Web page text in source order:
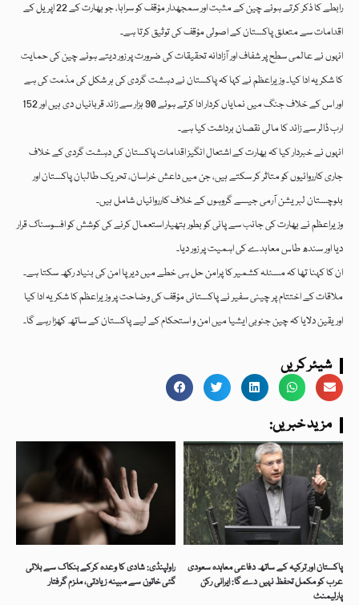
رابطے کا ذکر کرتے ہوئے چین کے مثبت اور سمجھدار مؤقف کو سراہا، جو بھارت کے 22 اپریل کے
اقدامات سے متعلق پاکستان کے اصولی مؤقف کی توثیق کرتا ہے۔
انہوں نے عالمی سطح پر شفاف اور آزادانہ تحقیقات کی ضرورت پر زور دیتے ہوئے چین کی حمایت
کا شکریہ ادا کیا۔ وزیراعظم نے کہا کہ پاکستان نے دہشت گردی کی ہر شکل کی مذمت کی ہے
اور اس کے خلاف جنگ میں نمایاں کردار ادا کرتے ہوئے 90 ہزار سے زائد قربانیاں دی ہیں اور 152
ارب ڈالر سے زائد کا مالی نقصان برداشت کیا ہے۔
انہوں نے خبردار کیا کہ بھارت کے اشتعال انگیز اقدامات پاکستان کی دہشت گردی کے خلاف
جاری کارروائیوں کو متاثر کر سکتے ہیں، جن میں داعش خراسان، تحریک طالبان پاکستان اور
بلوچستان لبریشن آرمی جیسے گروہوں کے خلاف کارروائیاں شامل ہیں۔
وزیراعظم نے بھارت کی جانب سے پانی کو بطور ہتھیار استعمال کرنے کی کوشش کو افسوسناک قرار
دیا اور سندھ طاس معاہدے کی اہمیت پر زور دیا۔
ان کا کہنا تھا کہ مسئلہ کشمیر کا پرامن حل ہی خطے میں دیرپا امن کی بنیاد رکھ سکتا ہے۔
ملاقات کے اختتام پر چینی سفیر نے پاکستانی مؤقف کی وضاحت پر وزیراعظم کا شکریہ ادا کیا
اور یقین دلایا کہ چین جنوبی ایشیا میں امن و استحکام کے لیے پاکستان کے ساتھ کھڑا رہے گا۔
شیئر کریں
:مزید خبریں
راولپنڈی: شادی کا وعدہ کرکے بنکاک سے بلائی
گئی خاتون سے مبینہ زیادتی، ملزم گرفتار
پاکستان اور ترکیہ کے ساتھ دفاعی معاہدہ سعودی
عرب کو مکمل تحفظ نہیں دے گا: ایرانی رکن
پارلیمنٹ